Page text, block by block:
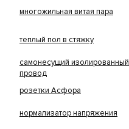
многожильная витая пара
теплый пол в стяжку
самонесущий изолированный
провод
розетки Асфора
нормализатор напряжения